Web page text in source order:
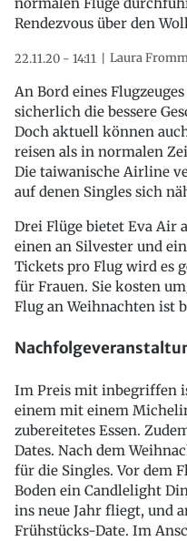
Rendezvous über den
22.11.20 - 14:11 Laura
An Bord eines
sicherlich die bessere
Doch aktuell können
reisen als in normalen
Die taiwanische Airline
auf denen Singles sich
Drei Flüge bietet Eva Air
einen an Silvester und
Tickets pro Flug wird es
für Frauen. Sie kosten
Flug an Weihnachten ist
Im Preis mit inbegriffen
einem mit einem
zubereitetes Essen.
Dates. Nach dem
für die Singles. Vor dem
Boden ein Candlelight
ins neue Jahr fliegt, und
Frühstücks-Date. Im